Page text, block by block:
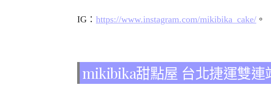
IG： https://www.instagram.com/mikibika_cake/ 。
mikibika甜點屋 台北捷運雙連